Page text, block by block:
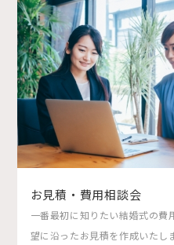
お見積・費用相談会
一番最初に知りたい結婚式の費
望に沿ったお見積を作成いたし